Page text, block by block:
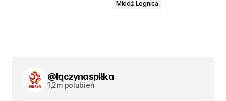
Miedź Legnica
@łączynaspiłka
1,2m polubień